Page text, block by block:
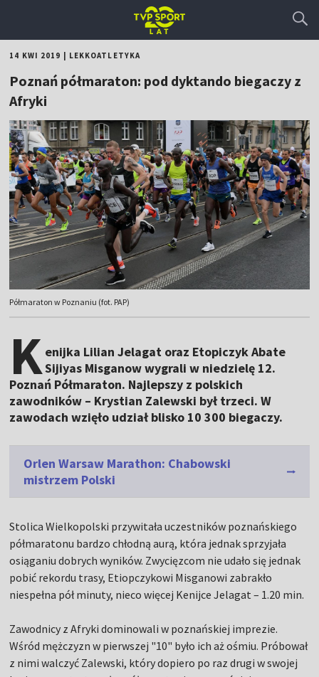
14 KWI 2019 LEKKOATLETYKA
Poznań półmaraton: pod dyktando biegaczy z
Afryki
Półmaraton w Poznaniu (fot. PAP)
Kenijka Lilian Jelagat oraz Etopiczyk Abate
Sijiyas Misganow wygrali w niedzielę 12.
Poznań Półmaraton. Najlepszy z polskich
zawodników – Krystian Zalewski był trzeci. W
zawodach wzięło udział blisko 10 300 biegaczy.
Orlen Warsaw Marathon: Chabowski
mistrzem Polski
Stolica Wielkopolski przywitała uczestników poznańskiego
półmaratonu bardzo chłodną aurą, która jednak sprzyjała
osiąganiu dobrych wyników. Zwycięzcom nie udało się jednak
pobić rekordu trasy, Etiopczykowi Misganowi zabrakło
niespełna pół minuty, nieco więcej Kenijce Jelagat – 1.20 min.
Zawodnicy z Afryki dominowali w poznańskiej imprezie.
Wśród mężczyzn w pierwszej "10" było ich aż ośmiu. Próbował
z nimi walczyć Zalewski, który dopiero po raz drugi w swojej